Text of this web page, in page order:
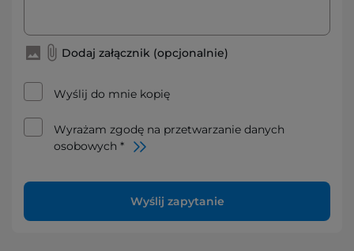
Dodaj załącznik (opcjonalnie)
Wyślij do mnie kopię
Wyrażam zgodę na przetwarzanie danych
osobowych *
Wyślij zapytanie